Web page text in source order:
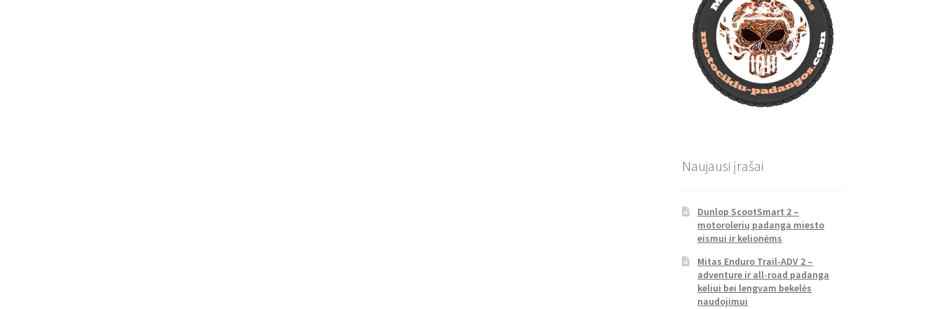
Naujausi įrašai
Dunlop ScootSmart 2 –
motorolerių padanga miesto
eismui ir kelionėms
Mitas Enduro Trail-ADV 2 –
adventure ir all-road padanga
keliui bei lengvam bekelės
naudojimui